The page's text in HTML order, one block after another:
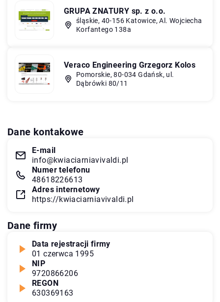
GRUPA ZNATURY sp. z o.o.
śląskie, 40-156 Katowice, Al. Wojciecha
Korfantego 138a
Veraco Engineering Grzegorz Kolos
Pomorskie, 80-034 Gdańsk, ul.
Dąbrówki 80/11
Dane kontakowe
E-mail
info@kwiaciarniavivaldi.pl
Numer telefonu
48618226613
Adres internetowy
https://kwiaciarniavivaldi.pl
Dane firmy
Data rejestracji firmy
01 czerwca 1995
NIP
9720866206
REGON
630369163